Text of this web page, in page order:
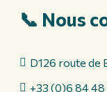
📞 Nous
D126 route de
+33 (0)6 84 48